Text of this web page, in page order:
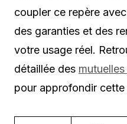
coupler ce repère
des garanties et des
votre usage réel.
détaillée des
pour approfondir